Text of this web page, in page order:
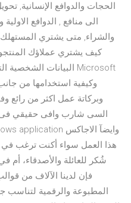
الى منافع , الدوافع الاولية
والشراء, متى يشتري
كيف يشتري عملاؤك
وكيفية استخدامها من
وبركاتة عمل اكثر من رائع
السى شارب وافى حقيقي فى
شُكر للعائلة والأصدقاء،
المطبوعة والرقمية